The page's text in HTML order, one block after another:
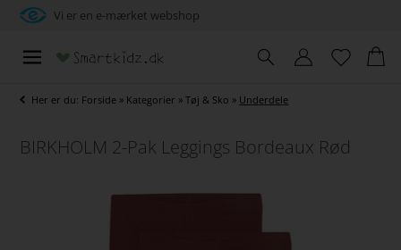
Vi er en e-mærket webshop
Her er du: Forside » Kategorier »Tøj & Sko » Underdele
BIRKHOLM 2-Pak Leggings Bordeaux Rød